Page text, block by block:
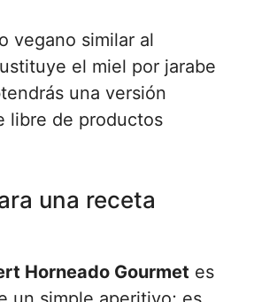
vegano similar al
el miel por jarabe
una versión
libre de productos
una receta
Horneado Gourmet es